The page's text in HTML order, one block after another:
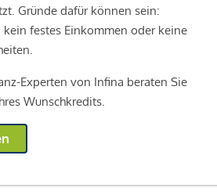
Gründe dafür können sein:
festes Einkommen oder keine
Experten von Infina beraten Sie
Wunschkredits.